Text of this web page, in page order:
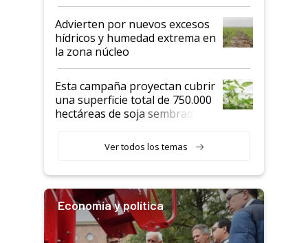
"Estoy muy impresionado"
Advierten por nuevos excesos
hídricos y humedad extrema en
la zona núcleo
Esta campaña proyectan cubrir
una superficie total de 750.000
hectáreas de soja sembradas
variedades que marcan un
salto tecnológico en genética y
Ver todos los temas
Economía y política